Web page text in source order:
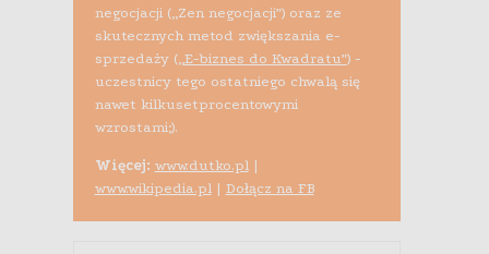
negocjacji („Zen negocjacji”) oraz ze
skutecznych metod zwiększania e-
sprzedaży („E-biznes do Kwadratu”) -
uczestnicy tego ostatniego chwalą się
nawet kilkusetprocentowymi
wzrostami;).
Więcej: www.dutko.pl|
www.wikipedia.pl| Dołącz na FB